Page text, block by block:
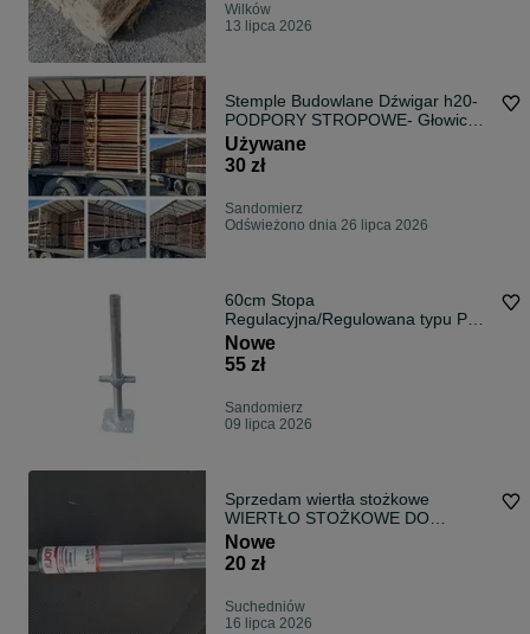
Wilków
13 lipca 2026
Stemple Budowlane Dźwigar h20-
PODPORY STROPOWE- Głowice
Trójnogi
Używane
30 zł
Sandomierz
Odświeżono dnia 26 lipca 2026
60cm Stopa
Regulacyjna/Regulowana typu P70
L73 Baumann Rux rusztowania
Nowe
55 zł
Sandomierz
09 lipca 2026
Sprzedam wiertła stożkowe
WIERTŁO STOŻKOWE DO
PRZEDŁUŻEK GOKÓW EJOT ø 5
L:100×35
Nowe
20 zł
Suchedniów
16 lipca 2026